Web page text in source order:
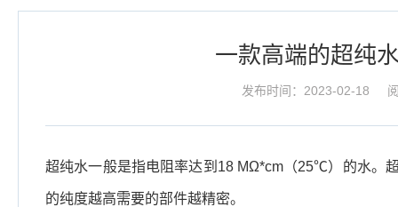
一款高端的超纯
发布时间：2023-02-18
超纯水一般是指电阻率达到18 MΩ*cm（25℃）的水。
的纯度越高需要的部件越精密。